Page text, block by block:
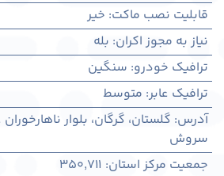
قابلیت نصب ماکت: خیر
نیاز به مجوز اکران: بله
ترافیک خودرو: سنگین
ترافیک عابر: متوسط
آدرس:
سروش
جمعیت مرکز استان:
350,711